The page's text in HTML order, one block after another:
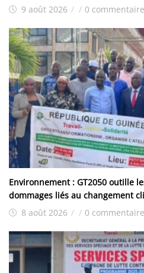
9 août 2026 / / 0 commentaire
Environnement : GT2050 outille
dommages liés au changement
8 août 2026 / / 0 commentaire